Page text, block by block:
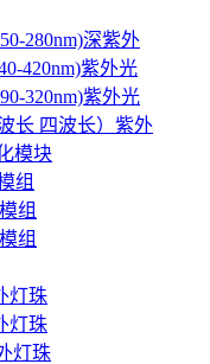
280nm)深紫外
420nm)紫外光
320nm)紫外光
长 四波长）紫外
模块
组
组
组
灯珠
灯珠
灯珠